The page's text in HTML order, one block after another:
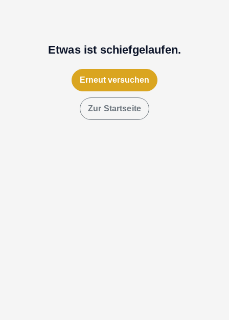
Etwas ist schiefgelaufen.
Erneut versuchen
Zur Startseite